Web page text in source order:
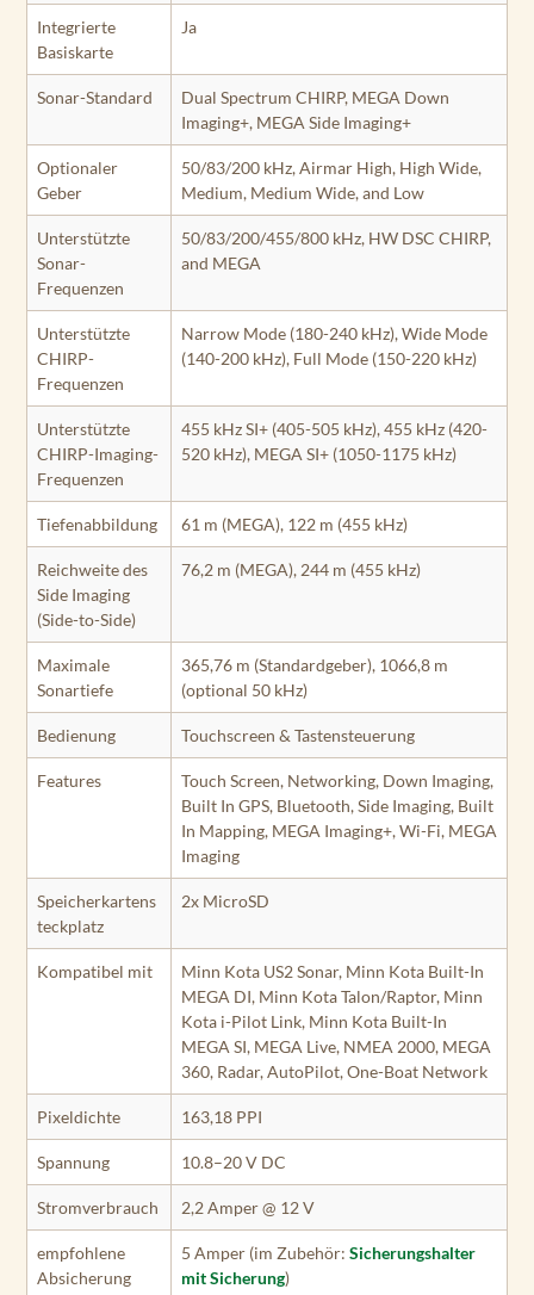
Integrierte
Basiskarte
Ja
Sonar-Standard
Dual Spectrum CHIRP, MEGA Down
Imaging+, MEGA Side Imaging+
Optionaler
Geber
50/83/200 kHz, Airmar High, High Wide,
Medium, Medium Wide, and Low
Unterstützte
Sonar-
Frequenzen
50/83/200/455/800 kHz, HW DSC CHIRP,
and MEGA
Unterstützte
CHIRP-
Frequenzen
Narrow Mode (180-240 kHz), Wide Mode
(140-200 kHz), Full Mode (150-220 kHz)
Unterstützte
CHIRP-Imaging-
Frequenzen
455 kHz SI+ (405-505 kHz), 455 kHz (420-
520 kHz), MEGA SI+ (1050-1175 kHz)
Tiefenabbildung 61 m (MEGA), 122 m (455 kHz)
Reichweite des
Side Imaging
(Side-to-Side)
76,2 m (MEGA), 244 m (455 kHz)
Maximale
Sonartiefe
365,76 m (Standardgeber), 1066,8 m
(optional 50 kHz)
Bedienung Touchscreen & Tastensteuerung
Features
Touch Screen, Networking, Down Imaging,
Built In GPS, Bluetooth, Side Imaging, Built
In Mapping, MEGA Imaging+, Wi-Fi, MEGA
Imaging
Speicherkartens
teckplatz
2x MicroSD
Kompatibel mit
Minn Kota US2 Sonar, Minn Kota Built-In
MEGA DI, Minn Kota Talon/Raptor, Minn
Kota i-Pilot Link, Minn Kota Built-In
MEGA SI, MEGA Live, NMEA 2000, MEGA
360, Radar, AutoPilot, One-Boat Network
Pixeldichte 163,18 PPI
Spannung 10.8–20 V DC
Stromverbrauch 2,2 Amper @ 12 V
empfohlene
Absicherung
5 Amper (im Zubehör: Sicherungshalter
mit Sicherung)